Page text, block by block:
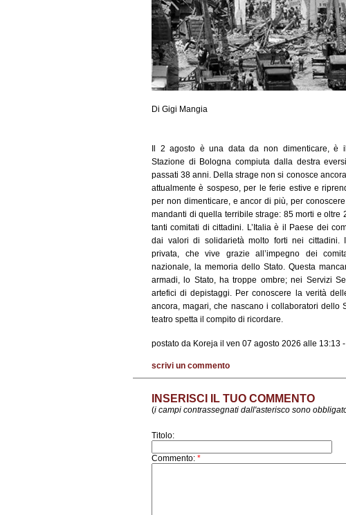
Di Gigi Mangia
Il 2 agosto è una data da non dimenticare, è
Stazione di Bologna compiuta dalla destra
passati 38 anni. Della strage non si conosce
attualmente è sospeso, per le ferie estive e
per non dimenticare, e ancor di più, per
mandanti di quella terribile strage: 85 morti e oltre
tanti comitati di cittadini. L’Italia è il Paese dei
dai valori di solidarietà molto forti nei cittadini.
privata, che vive grazie all’impegno dei
nazionale, la memoria dello Stato. Questa
armadi, lo Stato, ha troppe ombre; nei Servizi
artefici di depistaggi. Per conoscere la verità
ancora, magari, che nascano i collaboratori dello
teatro spetta il compito di ricordare.
postato da Koreja il ven 07 agosto 2026 alle 13:13 -
scrivi un commento
INSERISCI IL TUO COMMENTO
(i campi contrassegnati dall'asterisco sono
Titolo:
Commento: *